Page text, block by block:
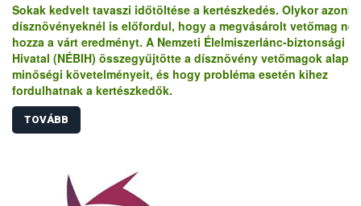
Sokak kedvelt tavaszi időtöltése a kertészkedés. Olykor
dísznövényeknél is előfordul, hogy a megvásárolt vetőmag
hozza a várt eredményt. A Nemzeti Élelmiszerlánc-biztonsági
Hivatal (NÉBIH) összegyűjtötte a dísznövény vetőmagok
minőségi követelményeit, és hogy probléma esetén kihez
fordulhatnak a kertészkedők.
TOVÁBB